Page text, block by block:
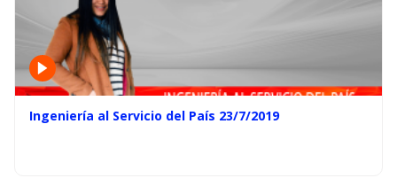
Ingeniería al Servicio del País 23/7/2019